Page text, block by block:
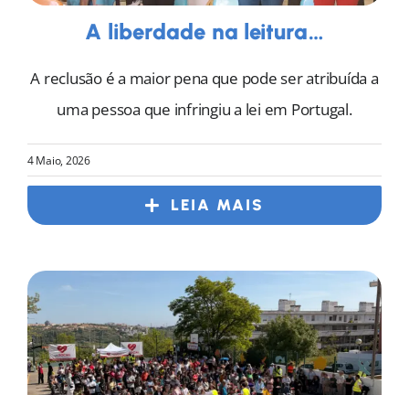
A liberdade na leitura…
A reclusão é a maior pena que pode ser atribuída a
uma pessoa que infringiu a lei em Portugal.
4 Maio, 2026
LEIA MAIS